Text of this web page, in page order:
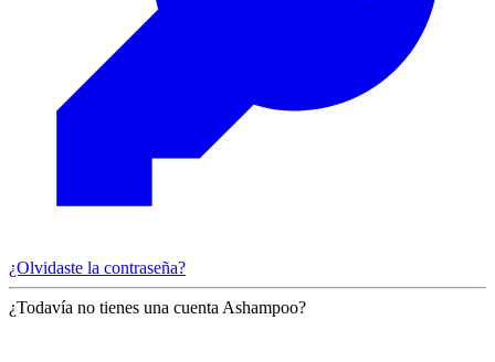
¿Olvidaste la contraseña?
¿Todavía no tienes una cuenta Ashampoo?